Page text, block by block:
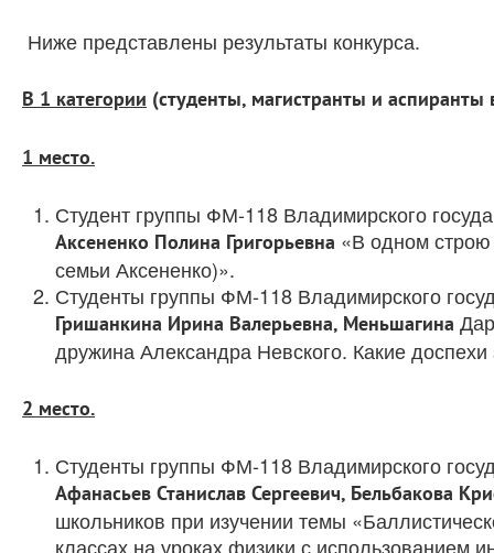
Ниже представлены результаты конкурса.
В 1 категории (студенты, магистранты и
1 место.
Студент группы ФМ-118 Владимирского
Аксененко Полина Григорьевна «В одном
семьи Аксененко)».
Студенты группы ФМ-118 Владимирского
Гришанкина Ирина Валерьевна, Меньшагина
дружина Александра Невского. Какие
2 место.
Студенты группы ФМ-118 Владимирского
Афанасьев Станислав Сергеевич, Бельбакова
школьников при изучении темы
классах на уроках физики с использованием